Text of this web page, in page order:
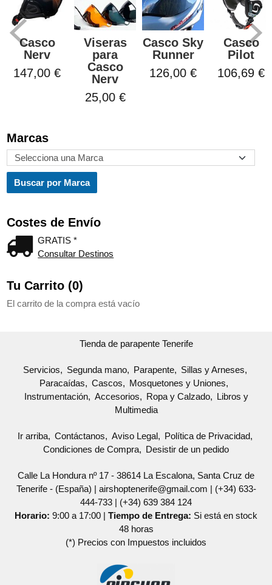
Marcas
Costes de Envío
GRATIS *
Consultar Destinos
Tu Carrito (0)
El carrito de la compra está vacío
Casco
Nerv
147,00 €
Viseras
para
Casco
Nerv
25,00 €
Casco Sky
Runner
126,00 €
Casco
Pilot
106,69 €
Tienda de parapente Tenerife
Servicios Segunda mano Parapente
Sillas y Arneses
Paracaídas
Cascos
Mosquetones y Uniones
Instrumentación
Accesorios Ropa y Calzado
Libros y
Multimedia
Ir arriba Contáctanos Aviso Legal
Política de Privacidad
Condiciones de Compra
Desistir de un pedido
Calle La Hondura nº 17 - 38614 La Escalona, Santa Cruz de
Tenerife - (España) | airshoptenerife@gmail.com | (+34) 633-
444-733 | (+34) 639 384 124
Horario: 9:00 a 17:00 | Tiempo de Entrega: Si está en stock
48 horas
(*) Precios con Impuestos incluidos